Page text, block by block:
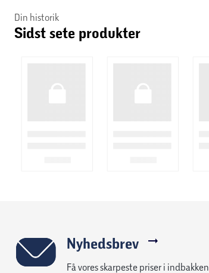
Din historik
Sidst sete produkter
Nyhedsbrev
Få vores skarpeste priser i indbakken